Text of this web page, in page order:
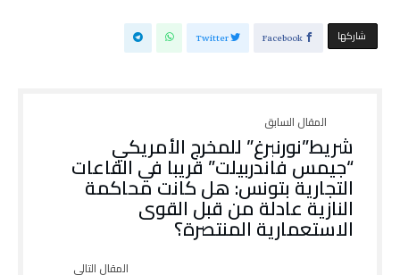
‫‫ شاركها‬ Facebook
Twitter
شريط”نورنبرغ” للمخرج الأمريكي
“جيمس فاندربيلت” قريبا في القاعات
التجارية بتونس: هل كانت محاكمة
النازية عادلة من قبل القوى
الاستعمارية المنتصرة؟